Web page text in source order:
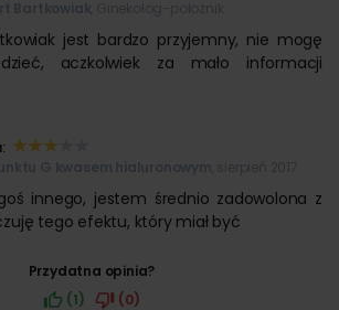
jest bardzo przyjemny, nie mogę
aczkolwiek za mało informacji
innego, jestem średnio zadowolona z
tego efektu, który miał być
Przydatna opinia?
(1)
(0)